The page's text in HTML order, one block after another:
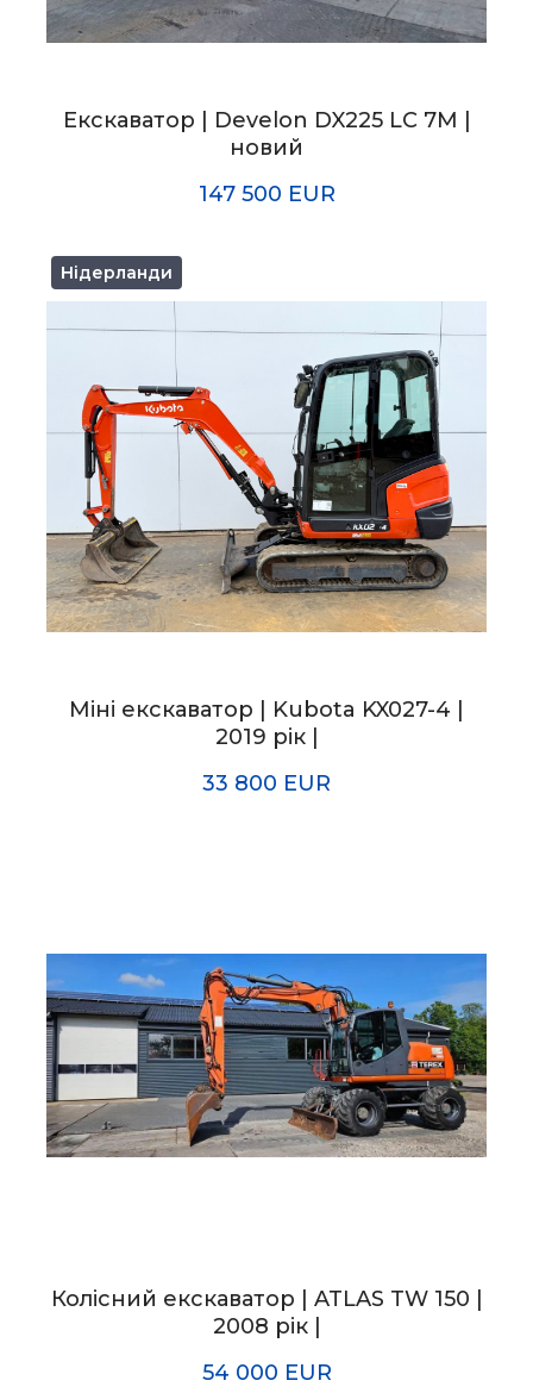
Екскаватор | Develon DX225 LC 7M |
новий
147 500 EUR
Нідерланди
Міні екскаватор | Kubota KX027-4 |
2019 рік |
33 800 EUR
Колісний екскаватор | ATLAS TW 150 |
2008 рік |
54 000 EUR